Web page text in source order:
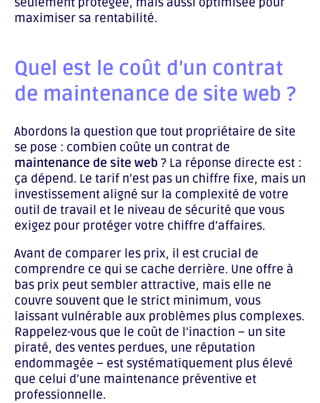
maximiser sa rentabilité.
Quel est le coût d’un contrat
de maintenance de site web ?
Abordons la question que tout propriétaire de site
se pose : combien coûte un contrat de
maintenance de site web? La réponse directe est :
ça dépend. Le tarif n’est pas un chiffre fixe, mais un
investissement aligné sur la complexité de votre
outil de travail et le niveau de sécurité que vous
exigez pour protéger votre chiffre d’affaires.
Avant de comparer les prix, il est crucial de
comprendre ce qui se cache derrière. Une offre à
bas prix peut sembler attractive, mais elle ne
couvre souvent que le strict minimum, vous
laissant vulnérable aux problèmes plus complexes.
Rappelez-vous que le coût de l’inaction – un site
piraté, des ventes perdues, une réputation
endommagée – est systématiquement plus élevé
que celui d’une maintenance préventive et
professionnelle.